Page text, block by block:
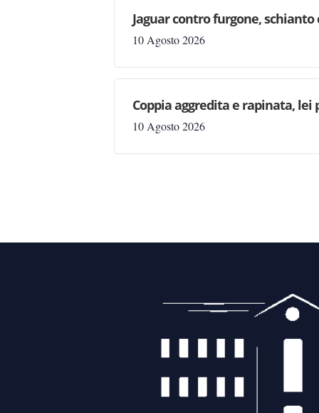
Jaguar contro furgone,
10 Agosto 2026
Coppia aggredita e rapinata, lei
10 Agosto 2026